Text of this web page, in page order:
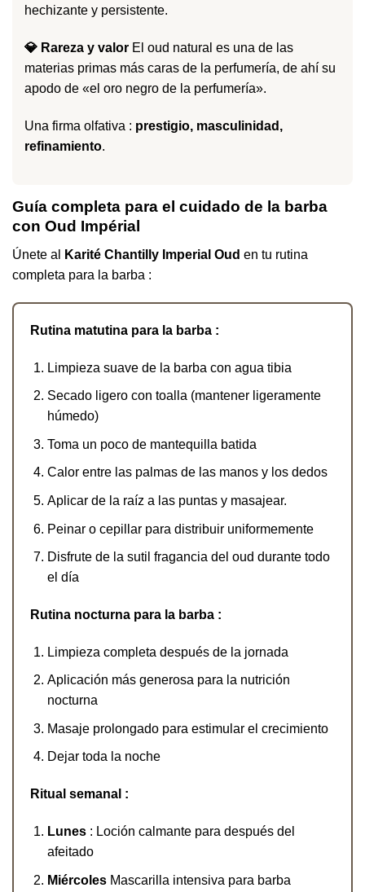
hechizante y persistente.
💎 Rareza y valor El oud natural es una de las
materias primas más caras de la perfumería, de ahí su
apodo de «el oro negro de la perfumería».
Una firma olfativa : prestigio, masculinidad,
refinamiento.
Guía completa para el cuidado de la barba
con Oud Impérial
Únete al Karité Chantilly Imperial Oud en tu rutina
completa para la barba :
Rutina matutina para la barba :
Limpieza suave de la barba con agua tibia
Secado ligero con toalla (mantener ligeramente
húmedo)
Toma un poco de mantequilla batida
Calor entre las palmas de las manos y los dedos
Aplicar de la raíz a las puntas y masajear.
Peinar o cepillar para distribuir uniformemente
Disfrute de la sutil fragancia del oud durante todo
el día
Rutina nocturna para la barba :
Limpieza completa después de la jornada
Aplicación más generosa para la nutrición
nocturna
Masaje prolongado para estimular el crecimiento
Dejar toda la noche
Ritual semanal :
Lunes: Loción calmante para después del
afeitado
MiércolesMascarilla intensiva para barba